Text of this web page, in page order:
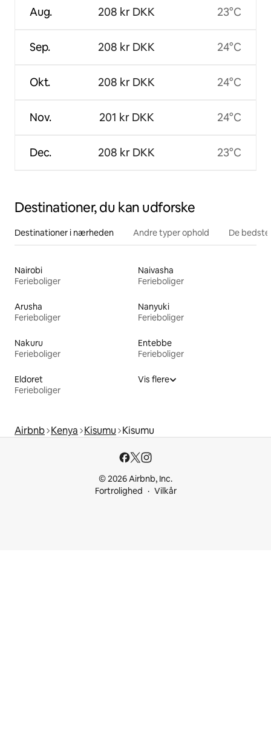
Aug.
Sep.
Okt.
Nov.
Dec.
208 kr DKK
208 kr DKK
208 kr DKK
201 kr DKK
208 kr DKK
23°C
24°C
24°C
24°C
23°C
Destinationer, du kan udforske
Destinationer i nærheden Andre typer ophold De
Nairobi
Ferieboliger
Naivasha
Ferieboliger
Arusha
Ferieboliger
Nanyuki
Ferieboliger
Nakuru
Ferieboliger
Entebbe
Ferieboliger
Eldoret
Ferieboliger
Vis flere
Airbnb Kenya Kisumu Kisumu
© 2026 Airbnb, Inc.
Fortrolighed
Vilkår